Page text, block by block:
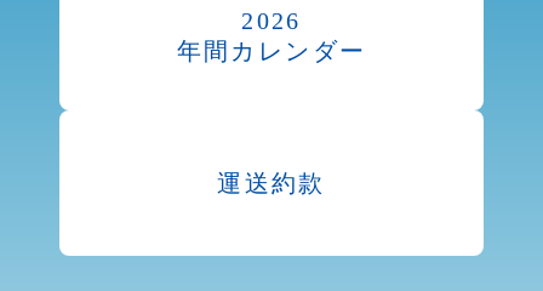
2026
年間カレンダー
運送約款